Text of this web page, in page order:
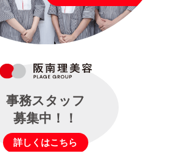
事務スタッフ
募集中！！
詳しくはこちら